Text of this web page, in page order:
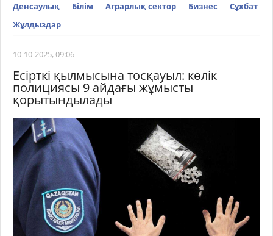
Денсаулық
Білім Аграрлық сектор Бизнес
Cұхбат
Жұлдыздар
10-10-2025, 09:06
Есірткі қылмысына тосқауыл: көлік
полициясы 9 айдағы жұмысты
қорытындылады